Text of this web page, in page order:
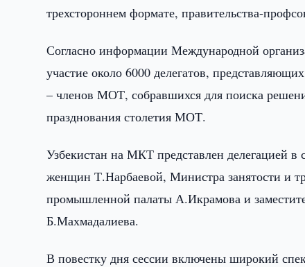
трехстороннем формате, правительства-
Согласно информации Международной
участие около 6000 делегатов,
– членов МОТ, собравшихся для поиска
празднования столетия МОТ.
Узбекистан на МКТ представлен делегацией в
женщин Т.Нарбаевой, Министра занятости и
промышленной палаты А.Икрамова и
Б.Махмадалиева.
В повестку дня сессии включены широкий